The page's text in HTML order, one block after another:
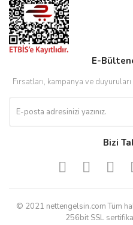
E-
Fırsatları, kampanya ve
Bizi
© 2021 nettengelsin.com Tüm
256bit SSL